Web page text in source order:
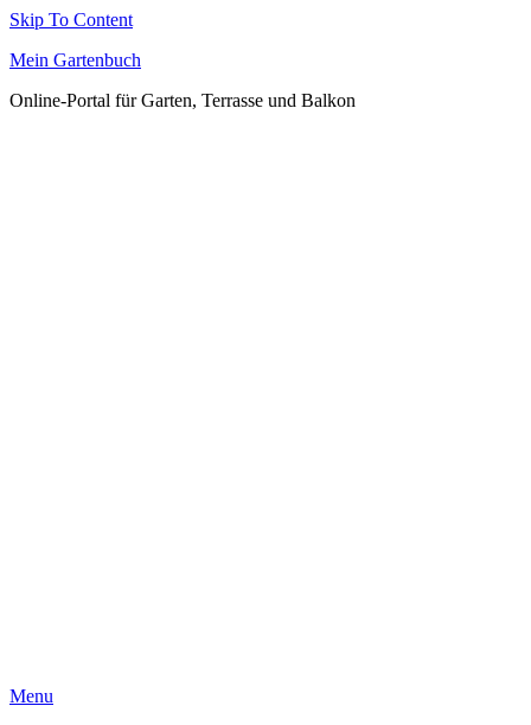
Skip To Content
Mein Gartenbuch
Online-Portal für Garten, Terrasse und Balkon
Menu